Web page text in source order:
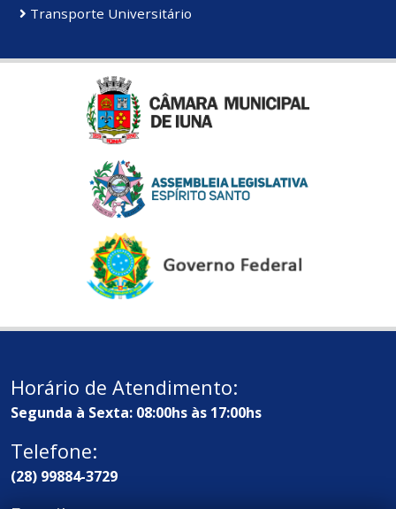
Transporte Universitário
Horário de Atendimento:
Segunda à Sexta: 08:00hs às 17:00hs
Telefone:
(28) 99884-3729